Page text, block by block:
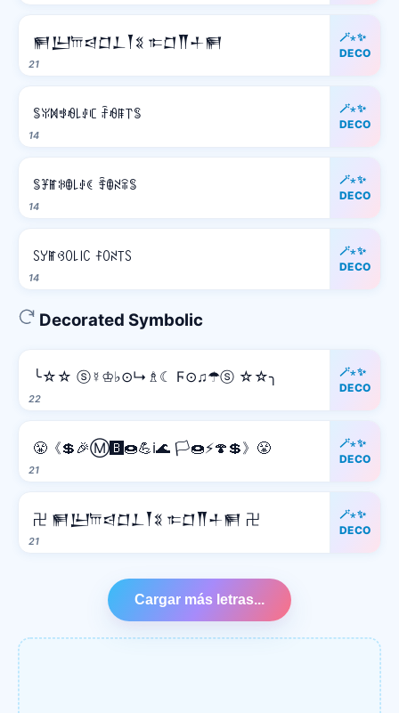
21
𒂍𒌨𐎠𒁀𒆸𒁇𒐕𒐏 𐎣𒆸𒐖𒈦𒂍
🪄⋆✨
DECO
14
ꌚꐟꁒꃃꆂ꒒ꂑꏸ ꄘꆂꁹ꓅ꌚ
🪄⋆✨
DECO
14
ꌚꐞꂵꋰꂦ꒒ꂑꀯ ꄞꂦꋊꋖꌚ
🪄⋆✨
DECO
14
ꇙꌦꂵꃳꄲ꒒꒐ꉔ ꊰꄲꋊ꓄ꇙ
🪄⋆✨
DECO
Decorated Symbolic
22
╰☆☆ ⓢ☿♔♭⊙↳♗☾ Ϝ⊙♫☂ⓢ ☆☆╮
🪄⋆✨
DECO
21
😤《💲🎉Ⓜ️🅱️🍩💪ℹ️🌊 🏳️🍩⚡️🍄💲》😤
🪄⋆✨
DECO
21
卍 𒂍𒌨𐎠𒁀𒆸𒁇𒐕𒐏 𐎣𒆸𒐖𒈦𒂍 卍
🪄⋆✨
DECO
Cargar más letras...